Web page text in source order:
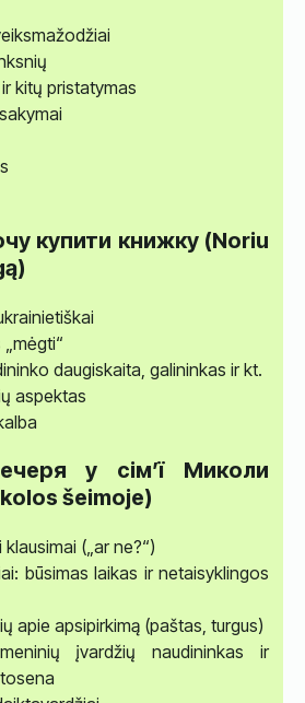
kitų pristatymas
купити книжку (Noriu
daugiskaita, galininkas ir kt.
aspektas
у сім’ї Миколи
šeimoje)
(„ar ne?“)
būsimas laikas ir netaisyklingos
apie apsipirkimą (paštas, turgus)
įvardžių naudininkas ir